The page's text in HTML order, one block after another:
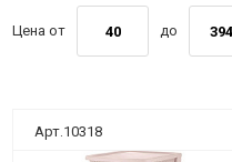
Цена от до
Арт.10318